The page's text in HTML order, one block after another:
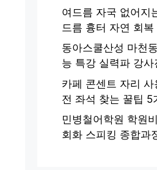
여드름 자국 없어지
드름 흉터 자연 회
동아스쿨산성 마천
능 특강 실력파 강
카페 콘센트 자리
전 좌석 찾는 꿀팁 5
민병철어학원 학원
회화 스피킹 종합과